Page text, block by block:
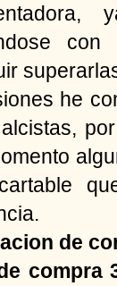
he
de
compra